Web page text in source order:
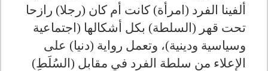
ألفينا الفرد (امرأة) كانت أم كان (رجلا) رازحا
تحت قهر (السلطة) بكل أشكالها (اجتماعية
وسياسية ودينية)، وتعمل رواية (دنيا) على
الإعلاء من سلطة الفرد في مقابل (السُلَطِ)